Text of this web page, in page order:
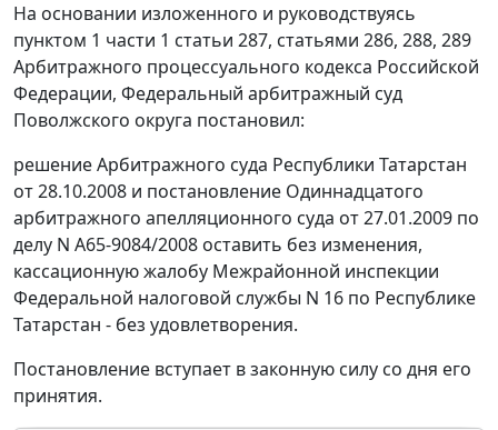
На основании изложенного и руководствуясь
пунктом 1 части 1 статьи 287, статьями 286, 288, 289
Арбитражного процессуального кодекса Российской
Федерации, Федеральный арбитражный суд
Поволжского округа постановил:
решение Арбитражного суда Республики Татарстан
от 28.10.2008 и постановление Одиннадцатого
арбитражного апелляционного суда от 27.01.2009 по
делу N А65-9084/2008 оставить без изменения,
кассационную жалобу Межрайонной инспекции
Федеральной налоговой службы N 16 по Республике
Татарстан - без удовлетворения.
Постановление вступает в законную силу со дня его
принятия.